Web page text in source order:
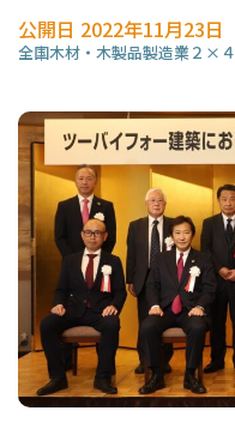
公開日 2022年11月23日
全国木材・木製品製造業 ２×４